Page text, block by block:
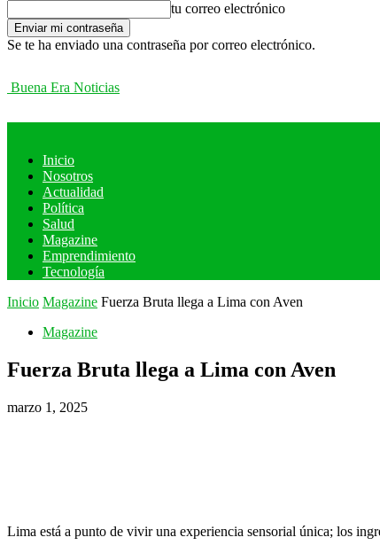
tu correo electrónico
Se te ha enviado una contraseña por correo electrónico.
Buena Era Noticias
Inicio
Nosotros
Actualidad
Política
Salud
Magazine
Emprendimiento
Tecnología
Inicio Magazine Fuerza Bruta llega a Lima con Aven
Magazine
Fuerza Bruta llega a Lima con Aven
marzo 1, 2025
Lima está a punto de vivir una experiencia sensorial única; los